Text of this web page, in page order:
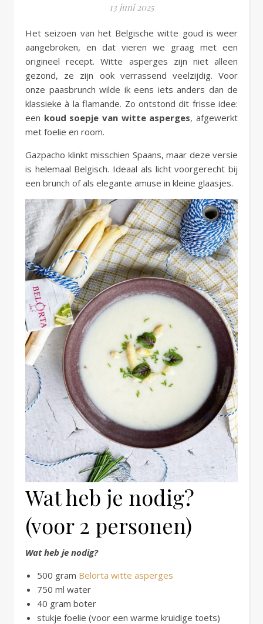
13 juni 2025
Het seizoen van het Belgische witte goud is weer
aangebroken, en dat vieren we graag met een
origineel recept. Witte asperges zijn niet alleen
gezond, ze zijn ook verrassend veelzijdig. Voor
onze paasbrunch wilde ik eens iets anders dan de
klassieke à la flamande. Zo ontstond dit frisse idee:
een koud soepje van witte asperges, afgewerkt
met foelie en room.
Gazpacho klinkt misschien Spaans, maar deze versie
is helemaal Belgisch. Ideaal als licht voorgerecht bij
een brunch of als elegante amuse in kleine glaasjes.
Wat heb je nodig?
(voor 2 personen)
Wat heb je nodig?
500 gram Belorta witte asperges
750 ml water
40 gram boter
stukje foelie (voor een warme kruidige toets)